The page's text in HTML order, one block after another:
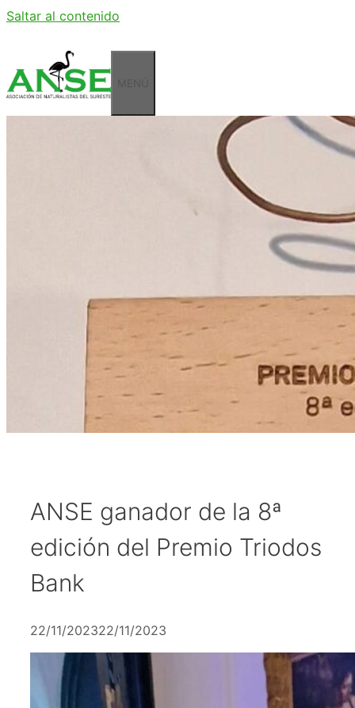
Saltar al contenido
ANSE ganador de la 8ª
edición del Premio Triodos
Bank
22/11/202322/11/2023